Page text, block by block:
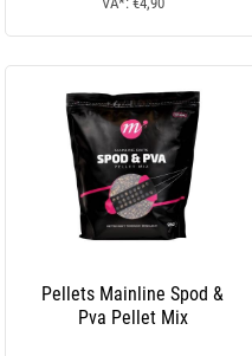
Pellets Mainline Spod &
Pva Pellet Mix